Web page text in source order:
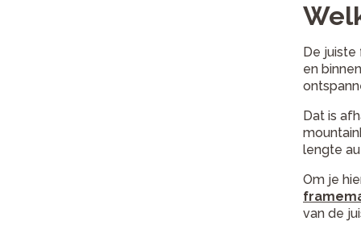
De juiste
en
Dat is
lengte
Om je
van de